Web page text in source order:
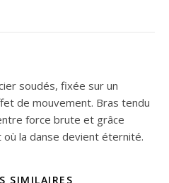
soudés, fixée sur un
de mouvement. Bras tendu
force brute et grâce
où la danse devient éternité.
SIMILAIRES